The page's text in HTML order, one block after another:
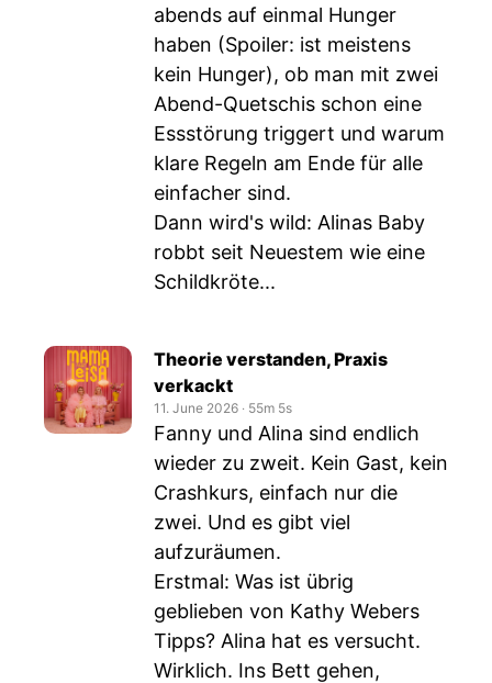
abends auf einmal Hunger
haben (Spoiler: ist meistens
kein Hunger), ob man mit zwei
Abend-Quetschis schon eine
Essstörung triggert und warum
klare Regeln am Ende für alle
einfacher sind.
Dann wird's wild: Alinas Baby
robbt seit Neuestem wie eine
Schildkröte...
Theorie verstanden, Praxis
verkackt
11. June 2026 ‧ 55m 5s
Fanny und Alina sind endlich
wieder zu zweit. Kein Gast, kein
Crashkurs, einfach nur die
zwei. Und es gibt viel
aufzuräumen.
Erstmal: Was ist übrig
geblieben von Kathy Webers
Tipps? Alina hat es versucht.
Wirklich. Ins Bett gehen,